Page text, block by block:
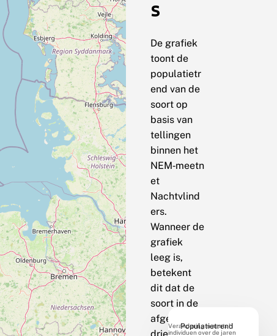
s
De grafiek
toont de
populatietr
end van de
soort op
basis van
tellingen
binnen het
NEM‑meetn
et
Nachtvlind
ers.
Wanneer de
grafiek
leeg is,
betekent
dit dat de
soort in de
afgelopen
Populatietrend
Verandering in aantal
individuen over de jaren